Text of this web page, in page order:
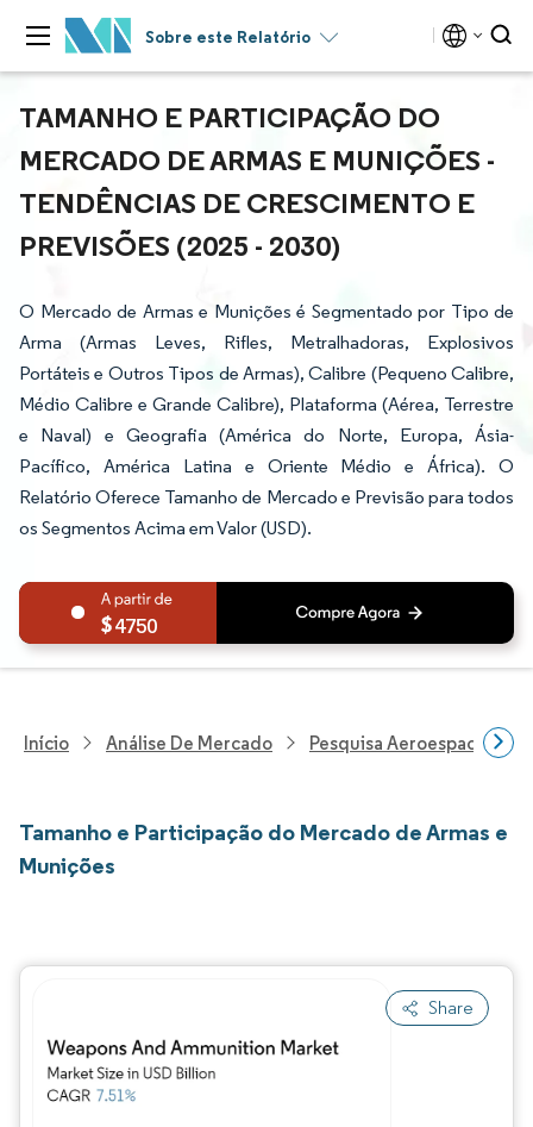
Sobre este Relatório
TAMANHO E PARTICIPAÇÃO DO
MERCADO DE ARMAS E MUNIÇÕES -
TENDÊNCIAS DE CRESCIMENTO E
PREVISÕES (2025 - 2030)
O Mercado de Armas e Munições é Segmentado por Tipo de
Arma (Armas Leves, Rifles, Metralhadoras, Explosivos
Portáteis e Outros Tipos de Armas), Calibre (Pequeno Calibre,
Médio Calibre e Grande Calibre), Plataforma (Aérea, Terrestre
e Naval) e Geografia (América do Norte, Europa, Ásia-
Pacífico, América Latina e Oriente Médio e África). O
Relatório Oferece Tamanho de Mercado e Previsão para todos
os Segmentos Acima em Valor (USD).
4750
Início Análise De Mercado Pesquisa Aeroespacial E
Tamanho e Participação do Mercado de Armas e
Munições
Share